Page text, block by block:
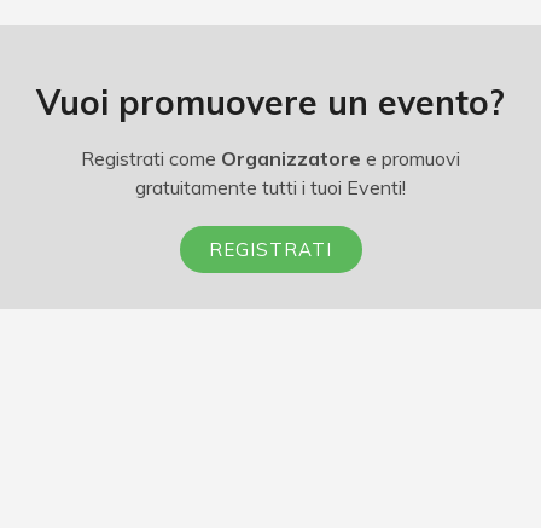
Vuoi promuovere un evento?
Registrati come Organizzatore e promuovi
gratuitamente tutti i tuoi Eventi!
REGISTRATI